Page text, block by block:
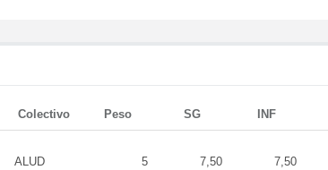
Colectivo Peso SG INF
ALUD 5 7,50 7,50